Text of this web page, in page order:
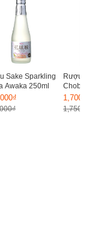
Sake Sparkling
Awaka 250ml
Rượu